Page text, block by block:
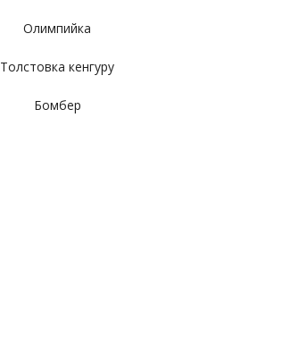
Олимпийка
Толстовка кенгуру
Бомбер